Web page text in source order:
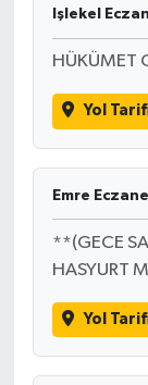
Işlekel
HÜKÜMET
Yol
Emre
**(GECE
HASYURT
Yol